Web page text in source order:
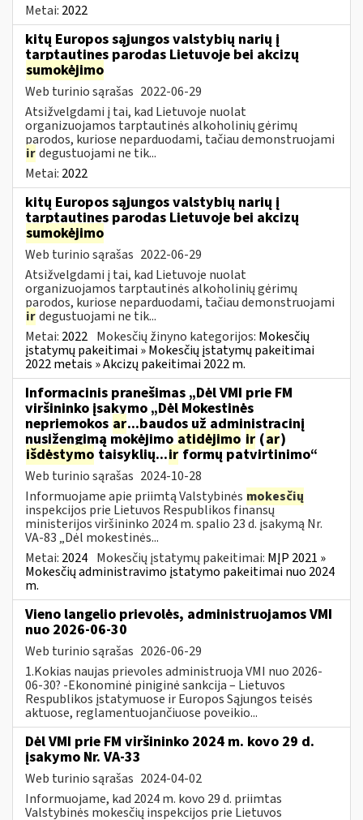
Metai: 2022
kitų Europos sąjungos valstybių narių į
tarptautines parodas Lietuvoje bei akcizų
sumokėjimo
Web turinio sąrašas 2022-06-29
Atsižvelgdami į tai, kad Lietuvoje nuolat
organizuojamos tarptautinės alkoholinių gėrimų
parodos, kuriose neparduodami, tačiau demonstruojami
irdegustuojami ne tik...
Metai: 2022
kitų Europos sąjungos valstybių narių į
tarptautines parodas Lietuvoje bei akcizų
sumokėjimo
Web turinio sąrašas 2022-06-29
Atsižvelgdami į tai, kad Lietuvoje nuolat
organizuojamos tarptautinės alkoholinių gėrimų
parodos, kuriose neparduodami, tačiau demonstruojami
irdegustuojami ne tik...
Metai: 2022 Mokesčių žinyno kategorijos: Mokesčių
įstatymų pakeitimai » Mokesčių įstatymų pakeitimai
2022 metais » Akcizų pakeitimai 2022 m.
Informacinis pranešimas „Dėl VMI prie FM
viršininko įsakymo „Dėl Mokestinės
nepriemokos ar...baudos už administracinį
nusižengimą mokėjimo atidėjimo ir (ar)
išdėstymo taisyklių...irformų patvirtinimo“
Web turinio sąrašas 2024-10-28
Informuojame apie priimtą Valstybinės mokesčių
inspekcijos prie Lietuvos Respublikos finansų
ministerijos viršininko 2024 m. spalio 23 d. įsakymą Nr.
VA-83 „Dėl mokestinės...
Metai: 2024 Mokesčių įstatymų pakeitimai: MĮP 2021 »
Mokesčių administravimo įstatymo pakeitimai nuo 2024
m.
Vieno langelio prievolės, administruojamos VMI
nuo 2026-06-30
Web turinio sąrašas 2026-06-29
1.Kokias naujas prievoles administruoja VMI nuo 2026-
06-30? -Ekonominė piniginė sankcija – Lietuvos
Respublikos įstatymuose ir Europos Sąjungos teisės
aktuose, reglamentuojančiuose poveikio...
Dėl VMI prie FM viršininko 2024 m. kovo 29 d.
įsakymo Nr. VA-33
Web turinio sąrašas 2024-04-02
Informuojame, kad 2024 m. kovo 29 d. priimtas
Valstybinės mokesčių inspekcijos prie Lietuvos